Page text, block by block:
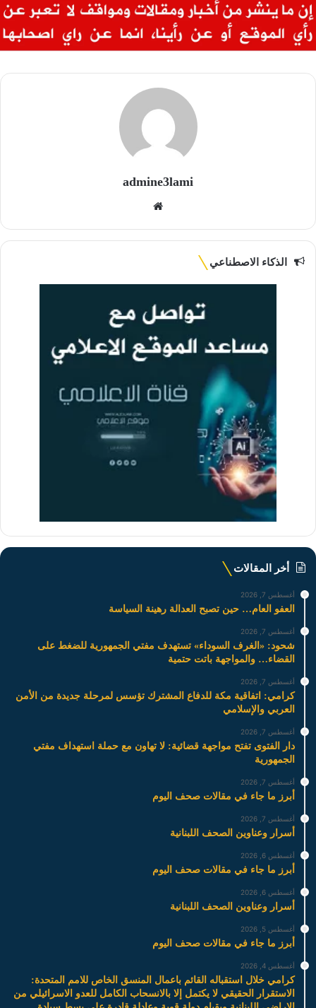
admine3lami
الذكاء الاصطناعي
أخر المقالات
أغسطس 7, 2026
العفو العام… حين تصبح العدالة رهينة السياسة
أغسطس 7, 2026
شحود: «الغرف السوداء» تستهدف مفتي الجمهورية للضغط على
القضاء… والمواجهة باتت حتمية
أغسطس 7, 2026
كرامي: اتفاقية مكة للدفاع المشترك تؤسس لمرحلة جديدة من الأمن
العربي والإسلامي
أغسطس 7, 2026
دار الفتوى تفتح مواجهة قضائية: لا تهاون مع حملة استهداف مفتي
الجمهورية
أغسطس 7, 2026
أبرز ما جاء في مقالات صحف اليوم
أغسطس 7, 2026
أسرار وعناوين الصحف اللبنانية
أغسطس 6, 2026
أبرز ما جاء في مقالات صحف اليوم
أغسطس 6, 2026
أسرار وعناوين الصحف اللبنانية
أغسطس 5, 2026
أبرز ما جاء في مقالات صحف اليوم
أغسطس 4, 2026
كرامي خلال استقباله القائم باعمال المنسق الخاص للامم المتحدة:
الاستقرار الحقيقي لا يكتمل إلا بالانسحاب الكامل للعدو الاسرائيلي من